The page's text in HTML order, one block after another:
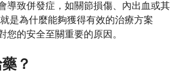
導致併發症，如關節損傷、內出血或其
是為什麼能夠獲得有效的治療方案
您的安全至關重要的原因。
？